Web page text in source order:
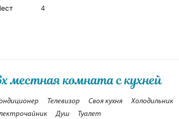
4
местная комната с кухней
Телевизор Своя кухня
Холодильник
Душ Туалет